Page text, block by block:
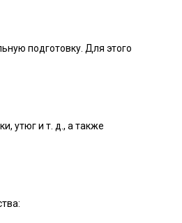
подготовку. Для этого
утюг и т. д., а также